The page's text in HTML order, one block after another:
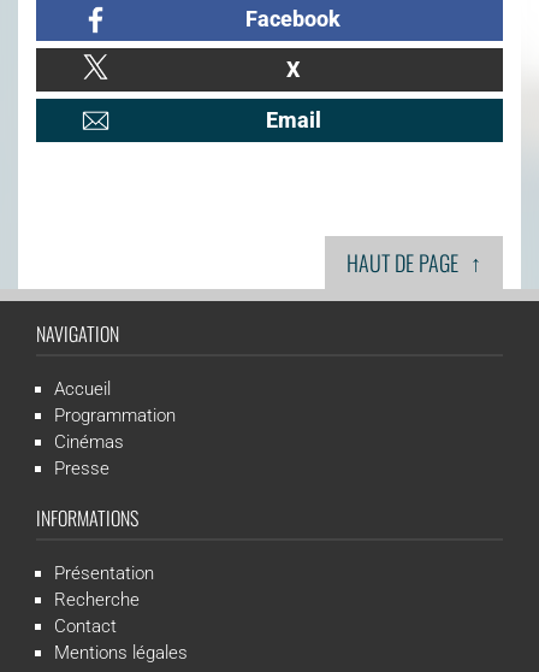
Facebook
X
Email
HAUT DE PAGE ↑
NAVIGATION
Accueil
Programmation
Cinémas
Presse
INFORMATIONS
Présentation
Recherche
Contact
Mentions légales